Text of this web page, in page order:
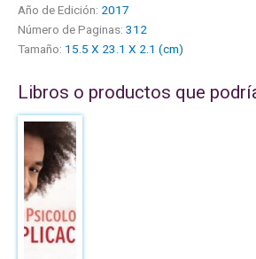
Año de Edición: 2017
Número de Paginas: 312
Tamaño: 15.5 X 23.1 X 2.1 (cm)
Libros o productos que